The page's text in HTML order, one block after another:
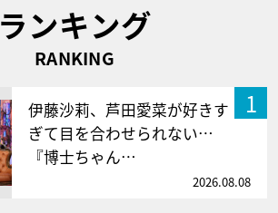
ランキング
RANKING
1
伊藤沙莉、芦田愛菜が好きす
ぎて目を合わせられない…
『博士ちゃん…
2026.08.08